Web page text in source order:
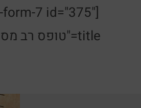
form-7 id="375"
title="טופס רב מסר רוחבי"]